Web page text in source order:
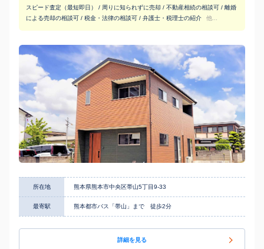
スピード査定（最短即日） / 周りに知られずに売却 / 不動産相続の相談可 / 離婚
による売却の相談可 / 税金・法律の相談可 / 弁護士・税理士の紹介
他...
所在地 熊本県熊本市中央区帯山5丁目9-33
最寄駅 熊本都市バス「帯山」まで 徒歩2分
詳細を見る